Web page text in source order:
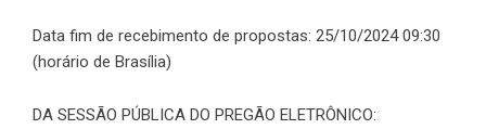
Data fim de recebimento de propostas: 25/10/2024 09:30
(horário de Brasília)
DA SESSÃO PÚBLICA DO PREGÃO ELETRÔNICO: